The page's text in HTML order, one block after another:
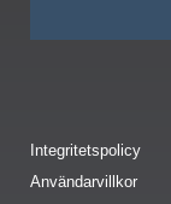
Integritetspolicy
Användarvillkor